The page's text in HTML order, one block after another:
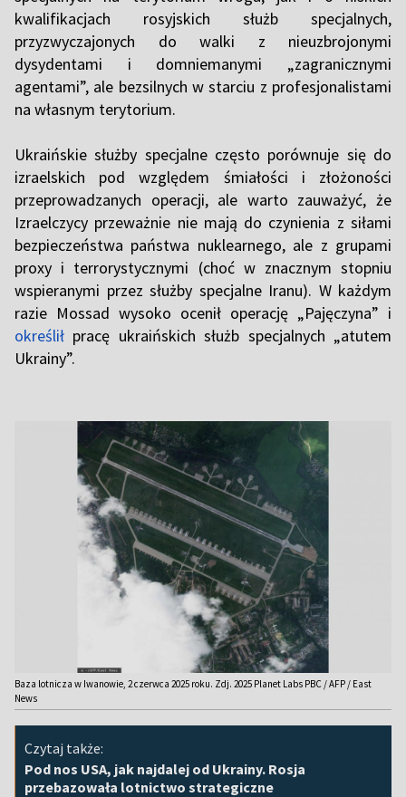
kwalifikacjach rosyjskich służb specjalnych,
przyzwyczajonych do walki z nieuzbrojonymi
dysydentami i domniemanymi „zagranicznymi
agentami”, ale bezsilnych w starciu z profesjonalistami
na własnym terytorium.
Ukraińskie służby specjalne często porównuje się do
izraelskich pod względem śmiałości i złożoności
przeprowadzanych operacji, ale warto zauważyć, że
Izraelczycy przeważnie nie mają do czynienia z siłami
bezpieczeństwa państwa nuklearnego, ale z grupami
proxy i terrorystycznymi (choć w znacznym stopniu
wspieranymi przez służby specjalne Iranu). W każdym
razie Mossad wysoko ocenił operację „Pajęczyna” i
określił pracę ukraińskich służb specjalnych „atutem
Ukrainy”.
Baza lotnicza w Iwanowie, 2 czerwca 2025 roku. Zdj. 2025 Planet Labs PBC / AFP / East
News
Czytaj także:
Pod nos USA, jak najdalej od Ukrainy. Rosja
przebazowała lotnictwo strategiczne